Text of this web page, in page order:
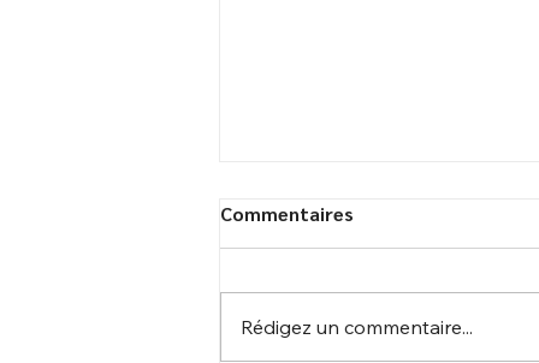
Commentaires
Rédigez un commentaire...